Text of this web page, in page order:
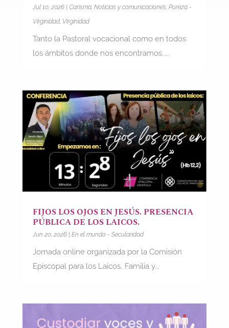
Jul 10, 2026| Carisma, Noticias y comunicaciones, Pureza -
Virginidad, Virginidad
Tanto la Pastoral vocacional como en todos
los ámbitos donde nos encontramos,...
FIJOS LOS OJOS EN JESÚS. PRESENCIA
PÚBLICA DE LOS LAICOS.
Jun 20, 2026| En el mundo - Secularidad
Jornada online organizada por la Comisión
Episcopal para los Laicos, Familia y...